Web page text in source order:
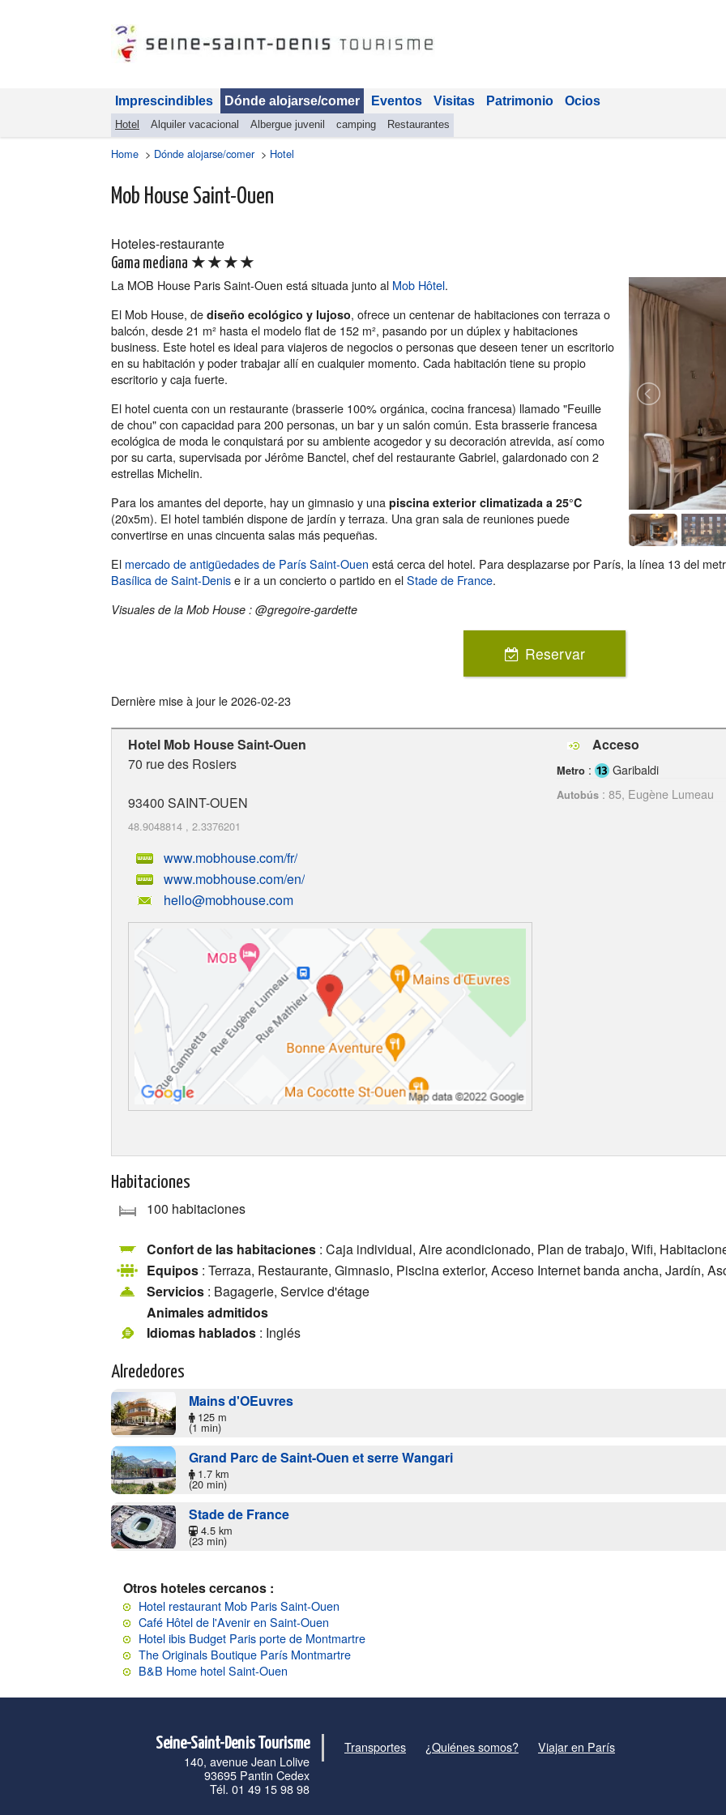
Imprescindibles Dónde alojarse/comer
Hotel Alquiler vacacional Albergue juvenil camping Restaurantes
Eventos Visitas Patrimonio Ocios
Home > Dónde alojarse/comer> Hotel
Mob House Saint-Ouen
Hoteles-restaurante
Gama mediana ★★★★
La MOB House Paris Saint-Ouen está situada junto al Mob Hôtel.
El Mob House, de diseño ecológico y lujoso, ofrece un centenar de habitaciones con terraza o
balcón, desde 21 m² hasta el modelo flat de 152 m², pasando por un dúplex y habitaciones
business. Este hotel es ideal para viajeros de negocios o personas que deseen tener un escritorio
en su habitación y poder trabajar allí en cualquier momento. Cada habitación tiene su propio
escritorio y caja fuerte.
El hotel cuenta con un restaurante (brasserie 100% orgánica, cocina francesa) llamado "Feuille
de chou" con capacidad para 200 personas, un bar y un salón común. Esta brasserie francesa
ecológica de moda le conquistará por su ambiente acogedor y su decoración atrevida, así como
por su carta, supervisada por Jérôme Banctel, chef del restaurante Gabriel, galardonado con 2
estrellas Michelin.
Para los amantes del deporte, hay un gimnasio y una piscina exterior climatizada a 25°C
(20x5m). El hotel también dispone de jardín y terraza. Una gran sala de reuniones puede
convertirse en unas cincuenta salas más pequeñas.
El mercado de antigüedades de París Saint-Ouen está cerca del hotel. Para desplazarse por París, la línea 13 del
Basílica de Saint-Denise ir a un concierto o partido en elStade de France.
Visuales de la Mob House : @gregoire-gardette
Reservar
Dernière mise à jour le2026-02-23
Hotel Mob House Saint-Ouen
70 rue des Rosiers
93400 SAINT-OUEN
48.9048814 , 2.3376201
www.mobhouse.com/fr/
www.mobhouse.com/en/
hello@mobhouse.com
Acceso
Metro : Garibaldi
Autobús : 85, Eugène Lumeau
Habitaciones
100 habitaciones
Confort de las habitaciones : Caja individual, Aire acondicionado, Plan de trabajo, Wifi,
Equipos : Terraza, Restaurante, Gimnasio, Piscina exterior, Acceso Internet banda ancha, Jardín,
Servicios : Bagagerie, Service d'étage
Animales admitidos
Idiomas hablados : Inglés
Alrededores
Mains d'OEuvres
125 m
(1 min)
Grand Parc de Saint-Ouen et serre Wangari
1.7 km
(20 min)
Stade de France
4.5 km
(23 min)
Otros hoteles cercanos :
Hotel restaurant Mob Paris Saint-Ouen
Café Hôtel de l'Avenir en Saint-Ouen
Hotel ibis Budget Paris porte de Montmartre
The Originals Boutique París Montmartre
B&B Home hotel Saint-Ouen
Seine-Saint-Denis Tourisme
140, avenue Jean Lolive
93695 Pantin Cedex
Tél. 01 49 15 98 98
Transportes ¿Quiénes somos? Viajar en París